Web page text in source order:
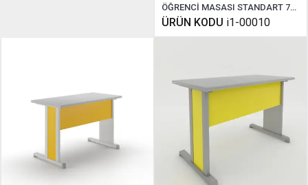
ÖĞRENCİ MASASI STANDART 70X180 CM
ÜRÜN KODU i1-00010